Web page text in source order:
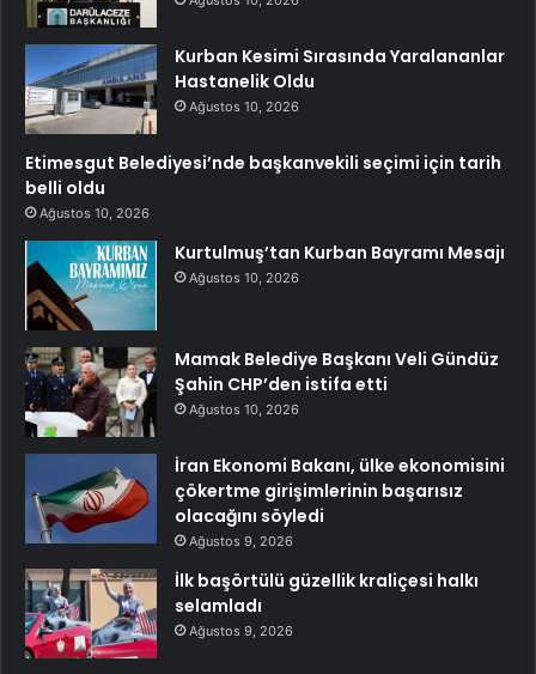
Kurban Kesimi Sırasında Yaralananlar
Hastanelik Oldu
Ağustos 10, 2026
Etimesgut Belediyesi’nde başkanvekili seçimi için tarih
belli oldu
Ağustos 10, 2026
Kurtulmuş’tan Kurban Bayramı Mesajı
Ağustos 10, 2026
Mamak Belediye Başkanı Veli Gündüz
Şahin CHP’den istifa etti
Ağustos 10, 2026
İran Ekonomi Bakanı, ülke ekonomisini
çökertme girişimlerinin başarısız
olacağını söyledi
Ağustos 9, 2026
İlk başörtülü güzellik kraliçesi halkı
selamladı
Ağustos 9, 2026